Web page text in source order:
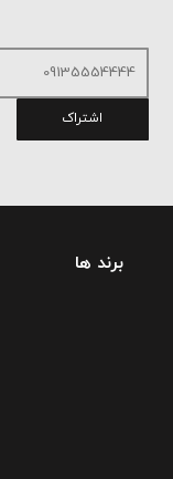
اشتراک
برند ها